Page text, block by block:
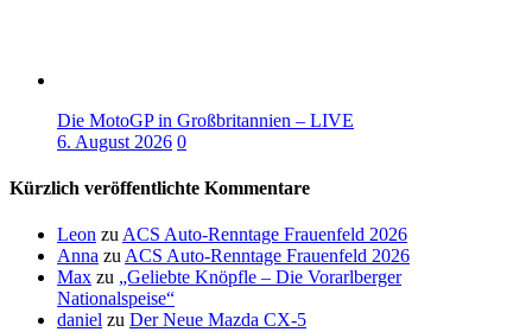
Die MotoGP in Großbritannien – LIVE
6. August 2026 0
Kürzlich veröffentlichte Kommentare
Leon zu ACS Auto-Renntage Frauenfeld 2026
Anna zu ACS Auto-Renntage Frauenfeld 2026
Max zu „Geliebte Knöpfle – Die Vorarlberger
Nationalspeise“
daniel zu Der Neue Mazda CX-5